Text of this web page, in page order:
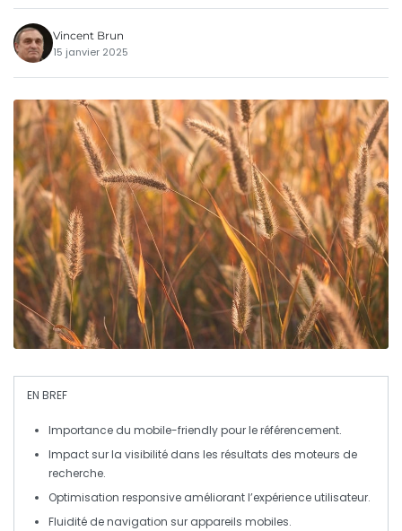
Vincent Brun
15 janvier 2025
EN BREF
Importance du mobile-friendlypour le référencement.
Impact sur la visibilité dans les résultats des moteurs de
recherche.
Optimisation responsive améliorant l’expérience utilisateur.
Fluidité de navigation sur appareils mobiles.